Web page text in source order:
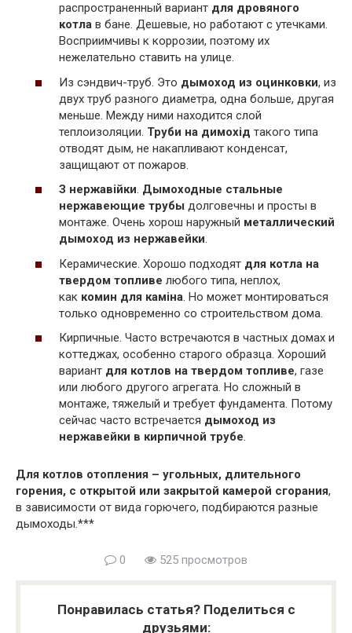
распространенный вариант для дровяного
котла в бане. Дешевые, но работают с утечками.
Восприимчивы к коррозии, поэтому их
нежелательно ставить на улице.
Из сэндвич-труб. Это дымоход из оцинковки, из
двух труб разного диаметра, одна больше, другая
меньше. Между ними находится слой
теплоизоляции. Труби на димохід такого типа
отводят дым, не накапливают конденсат,
защищают от пожаров.
З нержавійки. Дымоходные стальные
нержавеющие трубы долговечны и просты в
монтаже. Очень хорош наружный металлический
дымоход из нержавейки.
Керамические. Хорошо подходят для котла на
твердом топливе любого типа, неплох,
как комин для каміна. Но может монтироваться
только одновременно со строительством дома.
Кирпичные. Часто встречаются в частных домах и
коттеджах, особенно старого образца. Хороший
вариант для котлов на твердом топливе, газе
или любого другого агрегата. Но сложный в
монтаже, тяжелый и требует фундамента. Потому
сейчас часто встречается дымоход из
нержавейки в кирпичной трубе.
Для котлов отопления – угольных, длительного
горения, с открытой или закрытой камерой сгорания,
в зависимости от вида горючего, подбираются разные
дымоходы.***
0 525 просмотров
Понравилась статья? Поделиться с
друзьями: